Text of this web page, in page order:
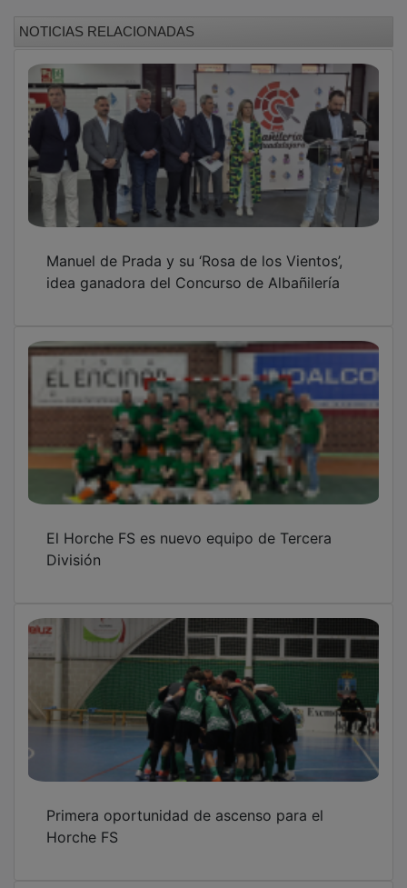
idea ganadora del Concurso de Albañilería
División
Horche FS